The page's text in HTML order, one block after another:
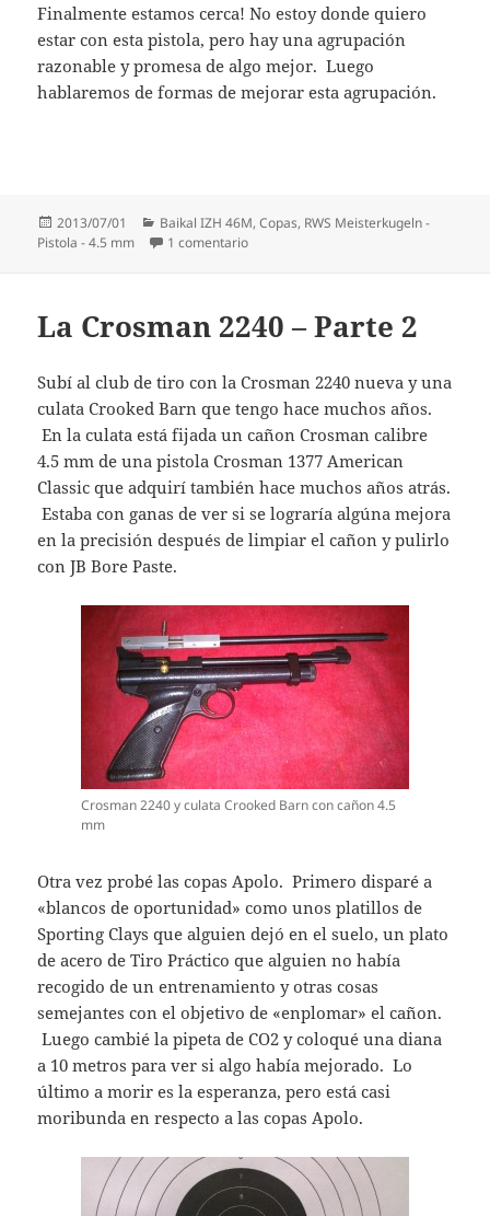
Finalmente estamos cerca! No estoy donde quiero
estar con esta pistola, pero hay una agrupación
razonable y promesa de algo mejor. Luego
hablaremos de formas de mejorar esta agrupación.
Publicado
el
2013/07/01 Categorías
Baikal IZH 46M,Copas, RWS Meisterkugeln -
Pistola - 4.5 mm
1 comentarioen Buscando una copa precisa – Parte 3
La Crosman 2240 – Parte 2
Subí al club de tiro con la Crosman 2240 nueva y una
culata Crooked Barn que tengo hace muchos años.
En la culata está fijada un cañon Crosman calibre
4.5 mm de una pistola Crosman 1377 American
Classic que adquirí también hace muchos años atrás.
Estaba con ganas de ver si se lograría algúna mejora
en la precisión después de limpiar el cañon y pulirlo
con JB Bore Paste.
Crosman 2240 y culata Crooked Barn con cañon 4.5
mm
Otra vez probé las copas Apolo. Primero disparé a
«blancos de oportunidad» como unos platillos de
Sporting Clays que alguien dejó en el suelo, un plato
de acero de Tiro Práctico que alguien no había
recogido de un entrenamiento y otras cosas
semejantes con el objetivo de «enplomar» el cañon.
Luego cambié la pipeta de CO2 y coloqué una diana
a 10 metros para ver si algo había mejorado. Lo
último a morir es la esperanza, pero está casi
moribunda en respecto a las copas Apolo.